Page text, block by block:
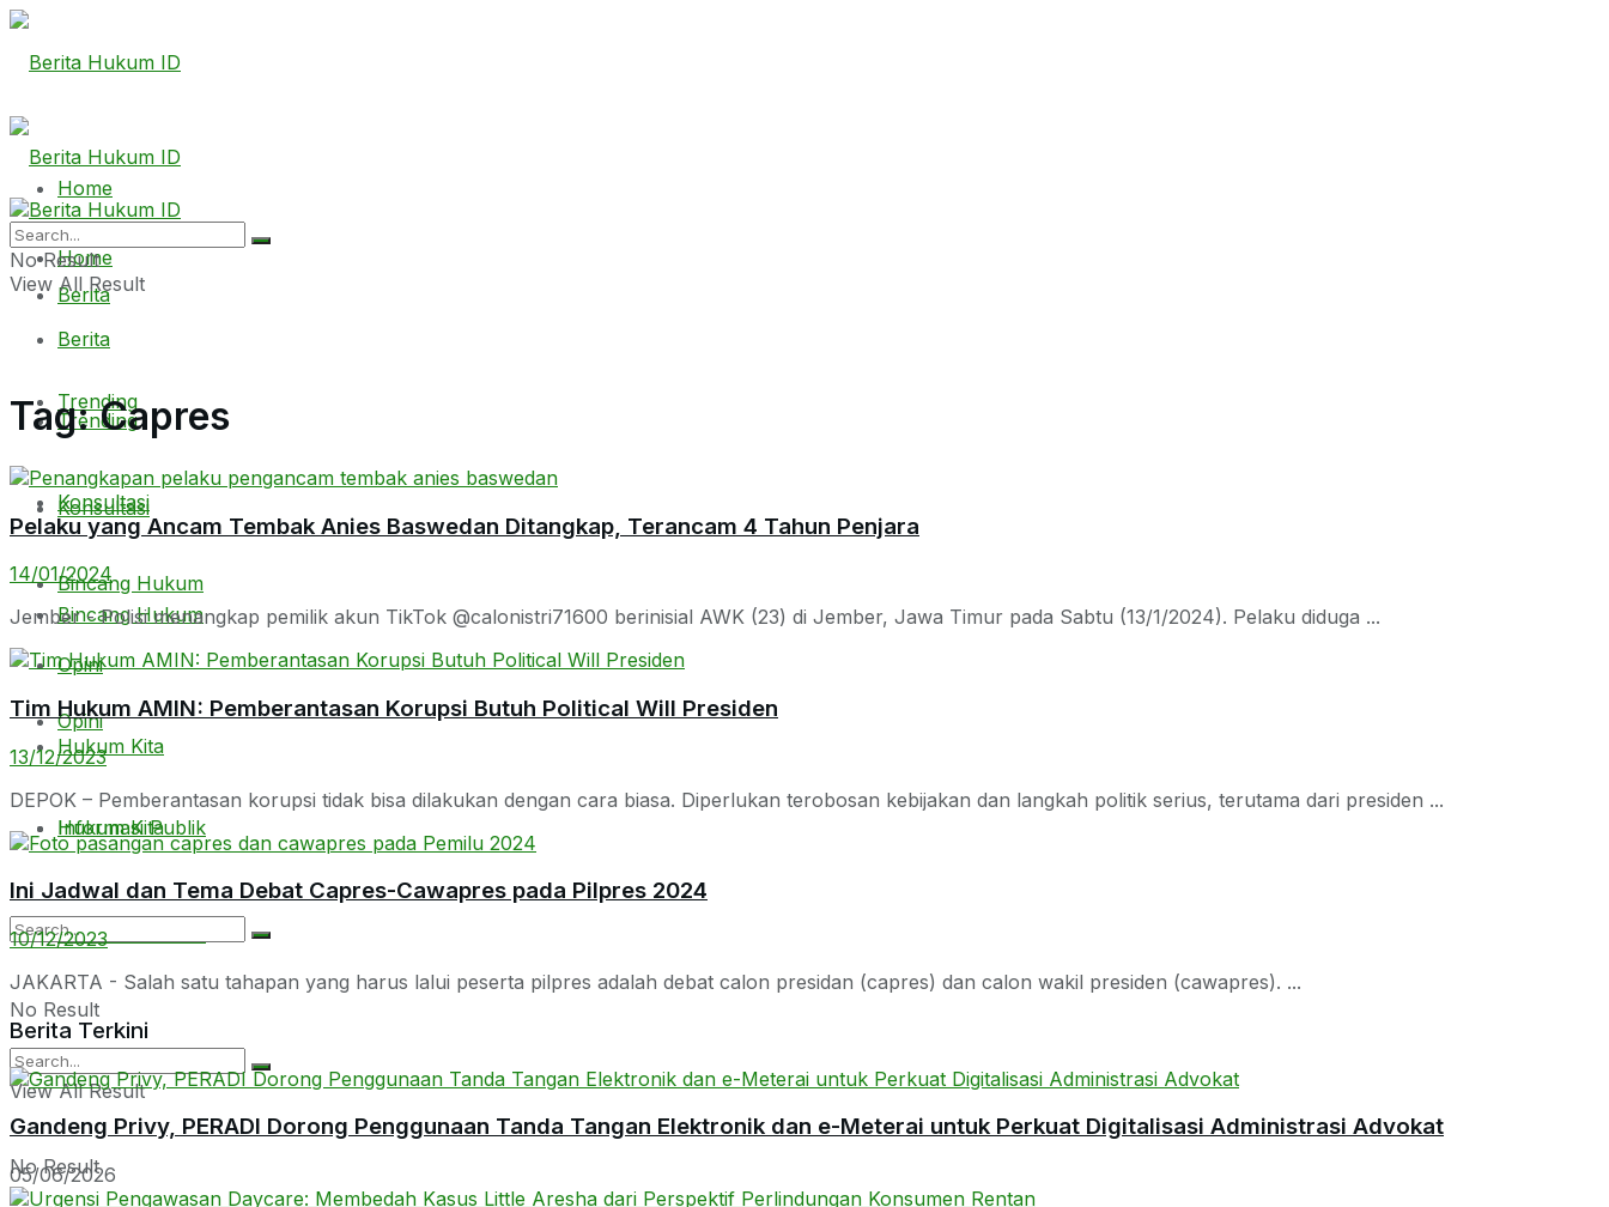
Home
Berita
Trending
Konsultasi
Bincang Hukum
Opini
Hukum Kita
Informasi Publik
No Result
Home
Berita
Trending
Konsultasi
Bincang Hukum
Opini
Hukum Kita
Informasi Publik
No Result
View All Result
No Result
View All Result
Tag:Capres
Pelaku yang Ancam Tembak Anies Baswedan Ditangkap, Terancam 4 Tahun Penjara
14/01/2024
Jember - Polisi menangkap pemilik akun TikTok @calonistri71600 berinisial AWK (23) di Jember, Jawa Timur pada Sabtu (13/1/2024). Pelaku diduga ...
Tim Hukum AMIN: Pemberantasan Korupsi Butuh Political Will Presiden
13/12/2023
DEPOK – Pemberantasan korupsi tidak bisa dilakukan dengan cara biasa. Diperlukan terobosan kebijakan dan langkah politik serius, terutama dari presiden ...
Ini Jadwal dan Tema Debat Capres-Cawapres pada Pilpres 2024
10/12/2023
JAKARTA - Salah satu tahapan yang harus lalui peserta pilpres adalah debat calon presidan (capres) dan calon wakil presiden (cawapres). ...
Berita Terkini
Gandeng Privy, PERADI Dorong Penggunaan Tanda Tangan Elektronik dan e-Meterai untuk Perkuat Digitalisasi Administrasi Advokat
05/06/2026